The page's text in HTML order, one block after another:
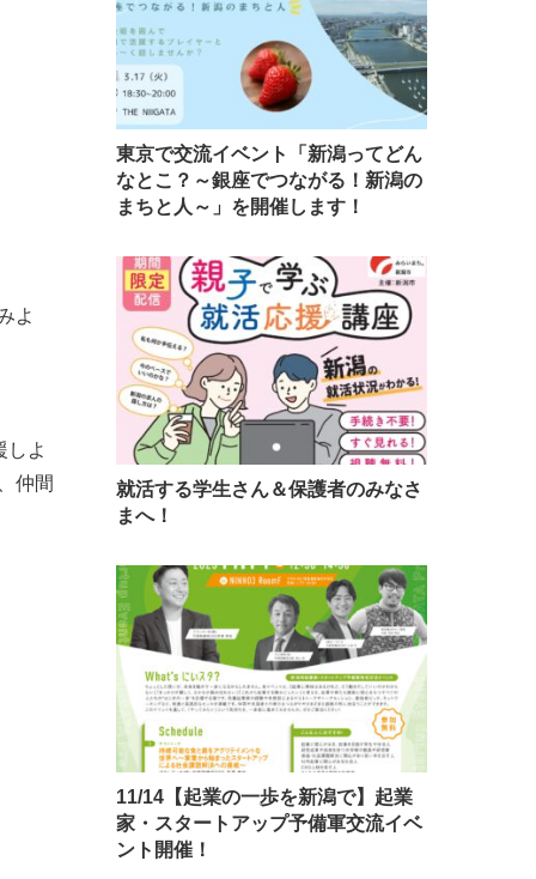
よ
しよ
仲間
東京で交流イベント「新潟ってどん
なとこ？～銀座でつながる！新潟の
まちと人～」を開催します！
就活する学生さん＆保護者のみなさ
まへ！
11/14【起業の一歩を新潟で】起業
家・スタートアップ予備軍交流イベ
ント開催！